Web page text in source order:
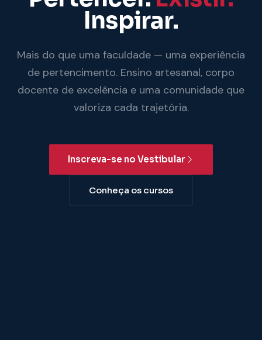
Inspirar.
Mais do que uma faculdade — uma experiência
de pertencimento. Ensino artesanal, corpo
docente de excelência e uma comunidade que
valoriza cada trajetória.
Inscreva-se no Vestibular
Conheça os cursos